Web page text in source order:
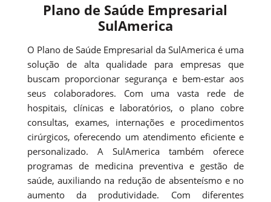
Plano de Saúde Empresarial
SulAmerica
O Plano de Saúde Empresarial da SulAmerica é uma
solução de alta qualidade para empresas que
buscam proporcionar segurança e bem-estar aos
seus colaboradores. Com uma vasta rede de
hospitais, clínicas e laboratórios, o plano cobre
consultas, exames, internações e procedimentos
cirúrgicos, oferecendo um atendimento eficiente e
personalizado. A SulAmerica também oferece
programas de medicina preventiva e gestão de
saúde, auxiliando na redução de absenteísmo e no
aumento da produtividade. Com diferentes